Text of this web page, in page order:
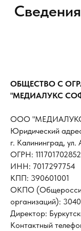
ОБЩЕСТВО С
"МЕДИАЛУКС
ООО
Юридический
г. Калининград,
ОГРН:
ИНН: 7017297754
КПП: 390601001
ОКПО
организаций):
Директор:
Контактный